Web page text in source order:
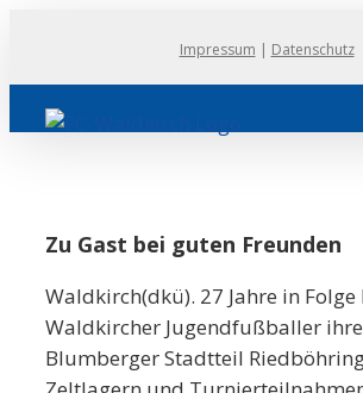
springen
Impressum | Datenschutz
Zu Gast bei guten Freunden
Waldkirch(dkü). 27 Jahre in Folge
Waldkircher Jugendfußballer
Blumberger Stadtteil